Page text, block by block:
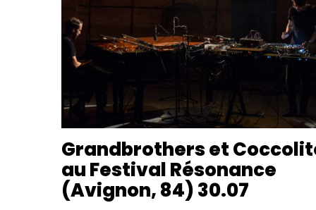
Grandbrothers et
au Festival Résonance
(Avignon, 84) 30.07